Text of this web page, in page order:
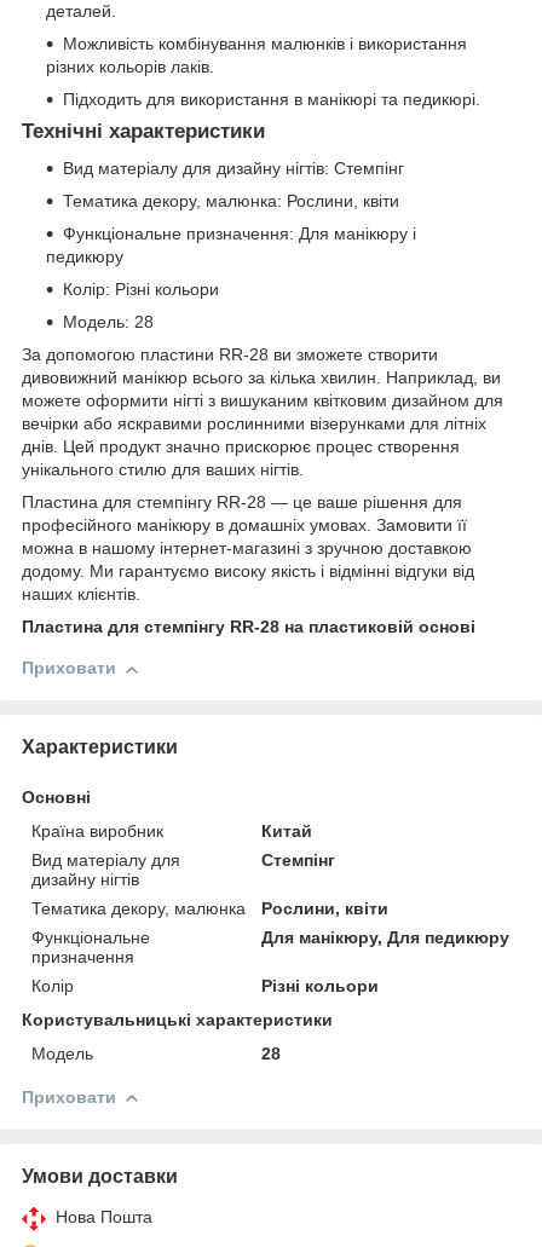
деталей.
Можливість комбінування малюнків і використання
різних кольорів лаків.
Підходить для використання в манікюрі та педикюрі.
Технічні характеристики
Вид матеріалу для дизайну нігтів: Стемпінг
Тематика декору, малюнка: Рослини, квіти
Функціональне призначення: Для манікюру і
педикюру
Колір: Різні кольори
Модель: 28
За допомогою пластини RR-28 ви зможете створити
дивовижний манікюр всього за кілька хвилин. Наприклад, ви
можете оформити нігті з вишуканим квітковим дизайном для
вечірки або яскравими рослинними візерунками для літніх
днів. Цей продукт значно прискорює процес створення
унікального стилю для ваших нігтів.
Пластина для стемпінгу RR-28 — це ваше рішення для
професійного манікюру в домашніх умовах. Замовити її
можна в нашому інтернет-магазині з зручною доставкою
додому. Ми гарантуємо високу якість і відмінні відгуки від
наших клієнтів.
Пластина для стемпінгу RR-28 на пластиковій основі
Приховати
Характеристики
Основні
Країна виробник
Китай
Вид матеріалу для
дизайну нігтів
Стемпінг
Тематика декору, малюнка
Рослини, квіти
Функціональне
призначення
Для манікюру, Для педикюру
Колір
Різні кольори
Користувальницькі характеристики
Мoдель
28
Приховати
Умови доставки
Нова Пошта